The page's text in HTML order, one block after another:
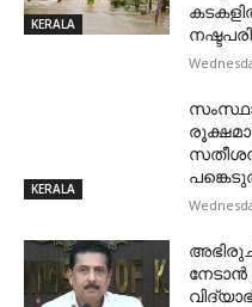
KERALA
KERALA